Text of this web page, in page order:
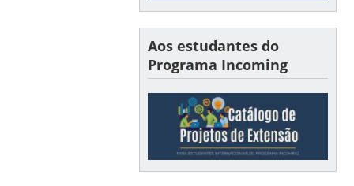
Aos estudantes do
Programa Incoming